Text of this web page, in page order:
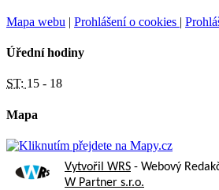
Mapa webu | Prohlášení o cookies |
Úřední hodiny
ST: 15 - 18
Mapa
Vytvořil WRS - Webový
W Partner s.r.o.